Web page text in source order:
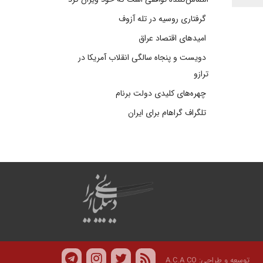
گرفتاری روسیه در تله آزوف
امیدهای اقتصاد عراق
دویست و پنجاه سالگی انقلاب آمریکا در
ترازو
چهره‌های کلیدی دولت برنام
تلگراف گراهام برای ایران